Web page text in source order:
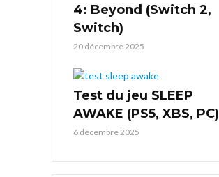
4: Beyond (Switch 2,
Switch)
20 décembre 2025
Test du jeu SLEEP
AWAKE (PS5, XBS, PC)
6 décembre 2025